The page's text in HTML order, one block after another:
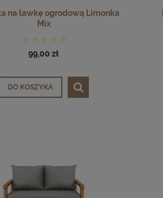
na ławkę ogrodową Limonka
Mix
99,00 zł
DO KOSZYKA